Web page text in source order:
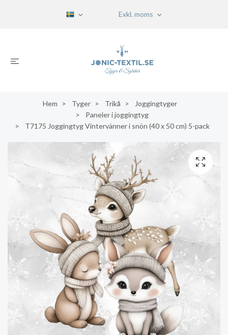
Exkl. moms
Hem Tyger Trikå
Joggingtyger
Paneler i joggingtyg
T7175 Joggingtyg Vintervänner i snön (40 x 50 cm) 5-pack